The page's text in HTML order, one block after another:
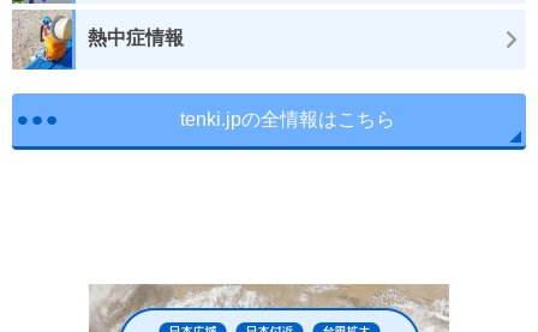
熱中症情報
tenki.jpの全情報はこちら